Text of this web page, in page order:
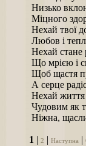
Низько
Міцного
Нехай твої
Любов і
Нехай стане
Що мрією і
Щоб щастя
А серце
Нехай життя
Чудовим як
Ніжна,
1 2 Наступна